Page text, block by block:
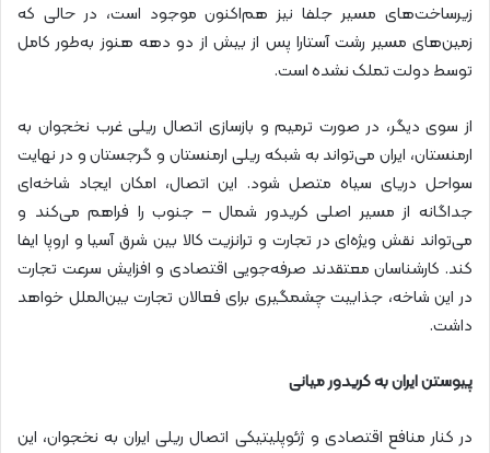
زیرساخت‌های مسیر جلفا نیز هم‌اکنون موجود است، در حالی که
زمین‌های مسیر رشت آستارا پس از بیش از دو دهه هنوز به‌طور کامل
توسط دولت تملک نشده است.
از سوی دیگر، در صورت ترمیم و بازسازی اتصال ریلی غرب نخجوان به
ارمنستان، ایران می‌تواند به شبکه ریلی ارمنستان و گرجستان و در نهایت
سواحل دریای سیاه متصل شود. این اتصال، امکان ایجاد شاخه‌ای
جداگانه از مسیر اصلی کریدور شمال – جنوب را فراهم می‌کند و
می‌تواند نقش ویژه‌ای در تجارت و ترانزیت کالا بین شرق آسیا و اروپا ایفا
کند. کارشناسان معتقدند صرفه‌جویی اقتصادی و افزایش سرعت تجارت
در این شاخه، جذابیت چشمگیری برای فعالان تجارت بین‌الملل خواهد
داشت.
پیوستن ایران به کریدور میانی
در کنار منافع اقتصادی و ژئوپلیتیکی اتصال ریلی ایران به نخجوان، این